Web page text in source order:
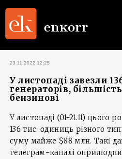
23.11.2022 12:25
У листопаді завезли
генераторів,
бензинові
У листопаді (01-21.11) цього
136 тис. одиниць різного
суму майже $88 млн. Такі
телеграм-каналі